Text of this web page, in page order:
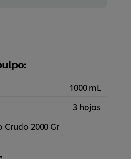
1000 mL
3 hojas
2000 Gr